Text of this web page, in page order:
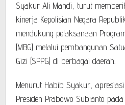
Syakur Ali Mahdi, turut
kinerja Kepolisian Negara
mendukung pelaksanaan
(MBG) melalui pembangunan
Gizi (SPPG) di berbagai daerah.
Menurut Habib Syakur,
Presiden Prabowo Subianto